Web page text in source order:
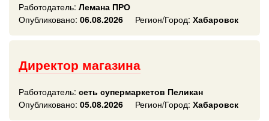
Работодатель: Лемана ПРО
Опубликовано: 06.08.2026 Регион/Город: Хабаровск
Директор магазина
Работодатель: сеть супермаркетов Пеликан
Опубликовано: 05.08.2026 Регион/Город: Хабаровск